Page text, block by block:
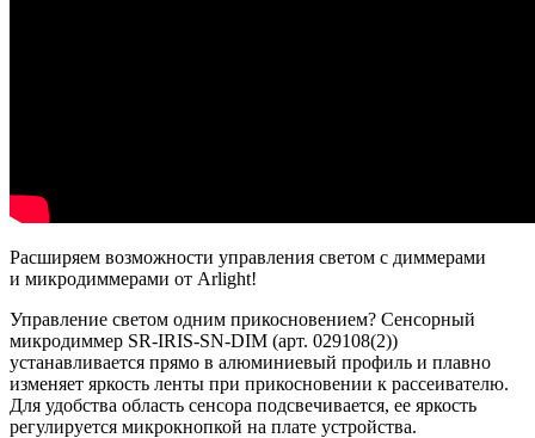
Расширяем возможности управления светом с диммерами
и микродиммерами от Arlight!
Управление светом одним прикосновением? Сенсорный
микродиммер SR-IRIS-SN-DIM (арт. 029108(2))
устанавливается прямо в алюминиевый профиль и плавно
изменяет яркость ленты при прикосновении к рассеивателю.
Для удобства область сенсора подсвечивается, ее яркость
регулируется микрокнопкой на плате устройства.